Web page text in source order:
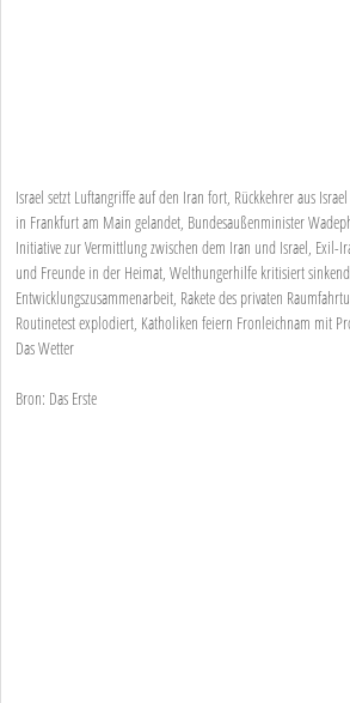
Israel setzt Luftangriffe auf den Iran fort, Rückkehrer aus
in Frankfurt am Main gelandet, Bundesaußenminister
Initiative zur Vermittlung zwischen dem Iran und Israel, Exil-
und Freunde in der Heimat, Welthungerhilfe kritisiert
Entwicklungszusammenarbeit, Rakete des privaten
Routinetest explodiert, Katholiken feiern Fronleichnam mit
Das Wetter
Bron: Das Erste